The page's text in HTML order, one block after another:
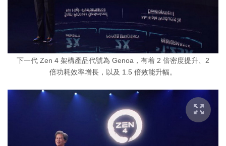
下一代 Zen 4 架構產品代號為 Genoa，有着 2 倍密度提升、2
倍功耗效率增長，以及 1.5 倍效能升幅。